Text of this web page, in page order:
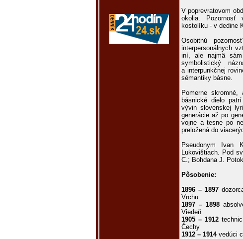
V poprevratovom
okolia. Pozornosť
kostolíku - v dedine
Osobitnú
interpersonálnych
iní, ale najmä
symbolistický
a interpunkčnej
sémantiky básne.
Pomerne
básnické dielo
vývin slovenskej
generácie až po
vojne a tesne po
preložená do
Pseudonym Ivan
Lukovištiach. Pod
C.; Bohdana J.
Pôsobenie:
1896 – 1897
Vrchu
1897 – 1898
Viedeň
1905 – 1912
Čechy
1912 – 1914vedúci